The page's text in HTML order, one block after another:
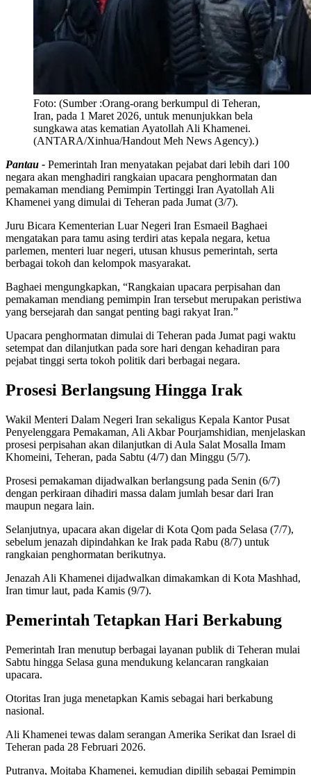
Foto: (Sumber :Orang-orang berkumpul di Teheran,
Iran, pada 1 Maret 2026, untuk menunjukkan bela
sungkawa atas kematian Ayatollah Ali Khamenei.
(ANTARA/Xinhua/Handout Meh News Agency).)
Pantau - Pemerintah Iran menyatakan pejabat dari lebih dari 100
negara akan menghadiri rangkaian upacara penghormatan dan
pemakaman mendiang Pemimpin Tertinggi Iran Ayatollah Ali
Khamenei yang dimulai di Teheran pada Jumat (3/7).
Juru Bicara Kementerian Luar Negeri Iran Esmaeil Baghaei
mengatakan para tamu asing terdiri atas kepala negara, ketua
parlemen, menteri luar negeri, utusan khusus pemerintah, serta
berbagai tokoh dan kelompok masyarakat.
Baghaei mengungkapkan, “Rangkaian upacara perpisahan dan
pemakaman mendiang pemimpin Iran tersebut merupakan peristiwa
yang bersejarah dan sangat penting bagi rakyat Iran.”
Upacara penghormatan dimulai di Teheran pada Jumat pagi waktu
setempat dan dilanjutkan pada sore hari dengan kehadiran para
pejabat tinggi serta tokoh politik dari berbagai negara.
Prosesi Berlangsung Hingga Irak
Wakil Menteri Dalam Negeri Iran sekaligus Kepala Kantor Pusat
Penyelenggara Pemakaman, Ali Akbar Pourjamshidian, menjelaskan
prosesi perpisahan akan dilanjutkan di Aula Salat Mosalla Imam
Khomeini, Teheran, pada Sabtu (4/7) dan Minggu (5/7).
Prosesi pemakaman dijadwalkan berlangsung pada Senin (6/7)
dengan perkiraan dihadiri massa dalam jumlah besar dari Iran
maupun negara lain.
Selanjutnya, upacara akan digelar di Kota Qom pada Selasa (7/7),
sebelum jenazah dipindahkan ke Irak pada Rabu (8/7) untuk
rangkaian penghormatan berikutnya.
Jenazah Ali Khamenei dijadwalkan dimakamkan di Kota Mashhad,
Iran timur laut, pada Kamis (9/7).
Pemerintah Tetapkan Hari Berkabung
Pemerintah Iran menutup berbagai layanan publik di Teheran mulai
Sabtu hingga Selasa guna mendukung kelancaran rangkaian
upacara.
Otoritas Iran juga menetapkan Kamis sebagai hari berkabung
nasional.
Ali Khamenei tewas dalam serangan Amerika Serikat dan Israel di
Teheran pada 28 Februari 2026.
Putranya, Mojtaba Khamenei, kemudian dipilih sebagai Pemimpin